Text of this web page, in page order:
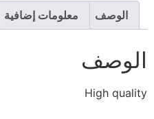
الوصف معلومات إضافية
الوصف
High quality